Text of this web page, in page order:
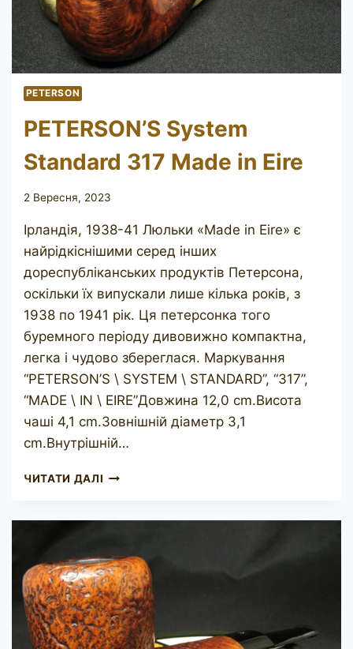
PETERSON
PETERSON’S System
Standard 317 Made in Eire
2 Вересня, 2023
Ірландія, 1938-41 Люльки «Made in Eire» є
найрідкіснішими серед інших
дореспубліканських продуктів Петерсона,
оскільки їх випускали лише кілька років, з
1938 по 1941 рік. Ця петерсонка того
буремного періоду дивовижно компактна,
легка і чудово збереглася. Маркування
“PETERSON’S \ SYSTEM \ STANDARD”, “317”,
“MADE \ IN \ EIRE”Довжина 12,0 cm.Висота
чаші 4,1 cm.Зовнішній діаметр 3,1
cm.Внутрішній…
ЧИТАТИ ДАЛІ PETERSON’S
317
IN
EIRE